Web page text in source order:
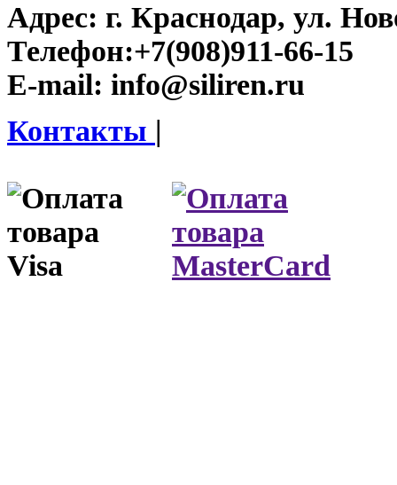
Адрес: г. Краснодар, ул.
Телефон:+7(908)911-66-15
E-mail: info@siliren.ru
Контакты |